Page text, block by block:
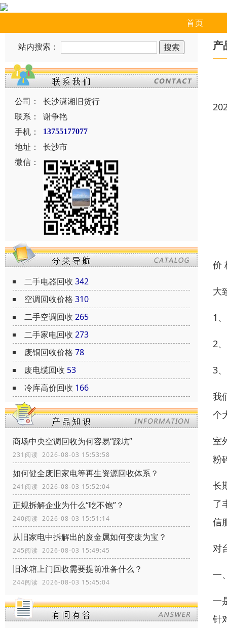
首页
站内搜索：
公司：
长沙潇湘旧货行
联系：
谢争艳
手机：
13755177077
地址：
长沙市
微信：
二手电器回收 342
空调回收价格 310
二手空调回收 265
二手家电回收 273
废铜回收价格 78
废电缆回收 53
冷库高价回收 166
商场中央空调回收为何容易“踩坑”
231阅读 2026-08-03 15:53:58
如何健全废旧家电等再生资源回收体系？
241阅读 2026-08-03 15:52:04
正规拆解企业为什么“吃不饱”？
240阅读 2026-08-03 15:51:14
从旧家电中拆解出的废金属如何变废为宝？
245阅读 2026-08-03 15:49:45
旧冰箱上门回收需要提前准备什么？
244阅读 2026-08-03 15:45:04
产
价
大
1
2
3
我
个
室
粉
长
了
信
对
一
一
针